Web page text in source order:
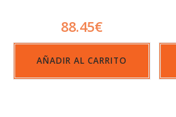
88.45€
AÑADIR AL CARRITO